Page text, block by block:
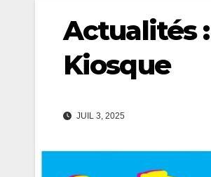
Actualités
Kiosque
JUIL 3, 2025